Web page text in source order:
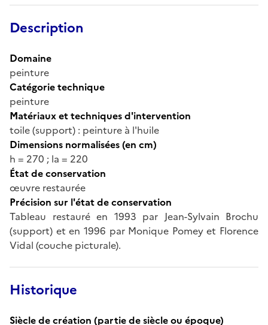
Description
Domaine
peinture
Catégorie technique
peinture
Matériaux et techniques d'intervention
toile (support) : peinture à l'huile
Dimensions normalisées (en cm)
h = 270 ; la = 220
État de conservation
œuvre restaurée
Précision sur l'état de conservation
Tableau restauré en 1993 par Jean-Sylvain Brochu
(support) et en 1996 par Monique Pomey et Florence
Vidal (couche picturale).
Historique
Siècle de création (partie de siècle ou époque)